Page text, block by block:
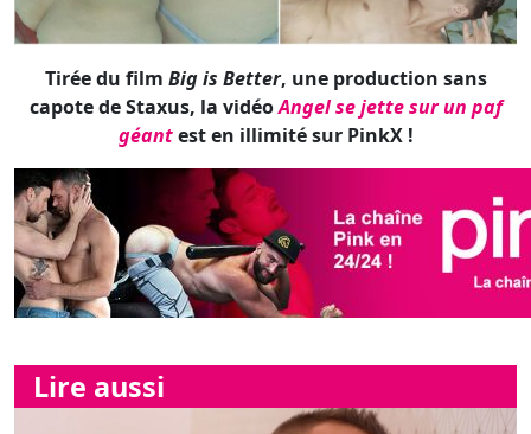
Tirée du film Big is Better, une production sans
capote de Staxus, la vidéoAngel se jette sur un paf
géantest en illimité sur PinkX !
Lire aussi